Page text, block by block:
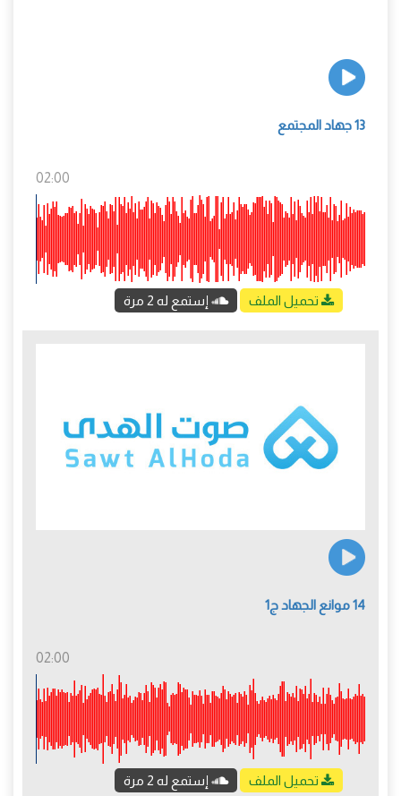
13 جهاد المجتمع
02:00
تحميل الملف إستمع له 2 مرة
14 موانع الجهاد ج1
02:00
تحميل الملف إستمع له 2 مرة